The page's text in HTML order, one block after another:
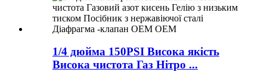
1/4 дюйма 150PSI Висока якість
Висока чистота Газ Нітро ...